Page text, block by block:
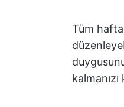
Tüm
kalmanızı